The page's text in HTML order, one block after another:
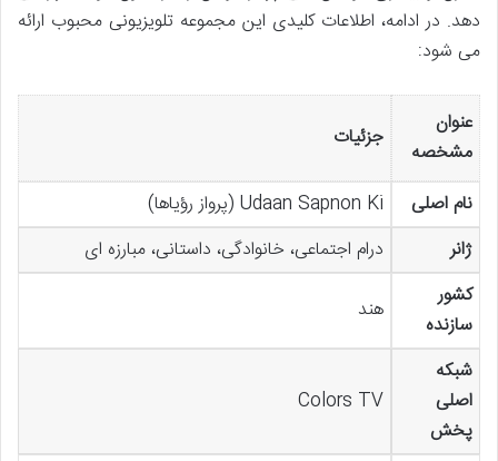
دهد. در ادامه، اطلاعات کلیدی این مجموعه تلویزیونی محبوب ارائه
می شود:
عنوان
مشخصه
جزئیات
نام اصلی
Udaan Sapnon Ki (پرواز رؤیاها)
ژانر
درام اجتماعی، خانوادگی، داستانی، مبارزه ای
کشور
سازنده
هند
شبکه
اصلی
پخش
Colors TV